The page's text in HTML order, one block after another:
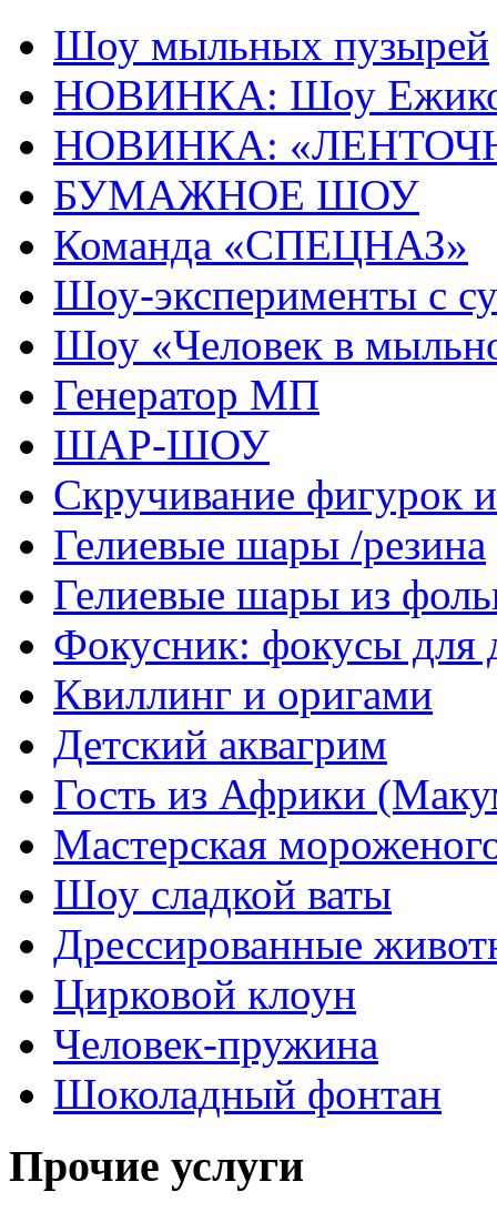
Шоу мыльных пузырей
НОВИНКА: Шоу
НОВИНКА:
БУМАЖНОЕ ШОУ
Команда «СПЕЦНАЗ»
Шоу-эксперименты с
Шоу «Человек в
Генератор МП
ШАР-ШОУ
Скручивание
Гелиевые шары /резина
Гелиевые шары из
Фокусник: фокусы для
Квиллинг и оригами
Детский аквагрим
Гость из Африки
Мастерская
Шоу сладкой ваты
Дрессированные
Цирковой клоун
Человек-пружина
Шоколадный фонтан
Прочие услуги